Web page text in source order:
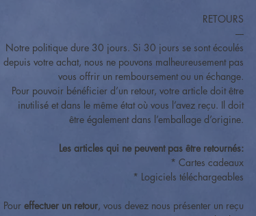
RETOURS
----
Notre politique dure 30 jours. Si 30 jours se sont écoulés
depuis votre achat, nous ne pouvons malheureusement pas
vous offrir un remboursement ou un échange.
Pour pouvoir bénéficier d’un retour, votre article doit être
inutilisé et dans le même état où vous l’avez reçu. Il doit
être également dans l’emballage d’origine.
Les articles qui ne peuvent pas être retournés:
* Cartes cadeaux
* Logiciels téléchargeables
Pour effectuer un retour, vous devez nous présenter un reçu